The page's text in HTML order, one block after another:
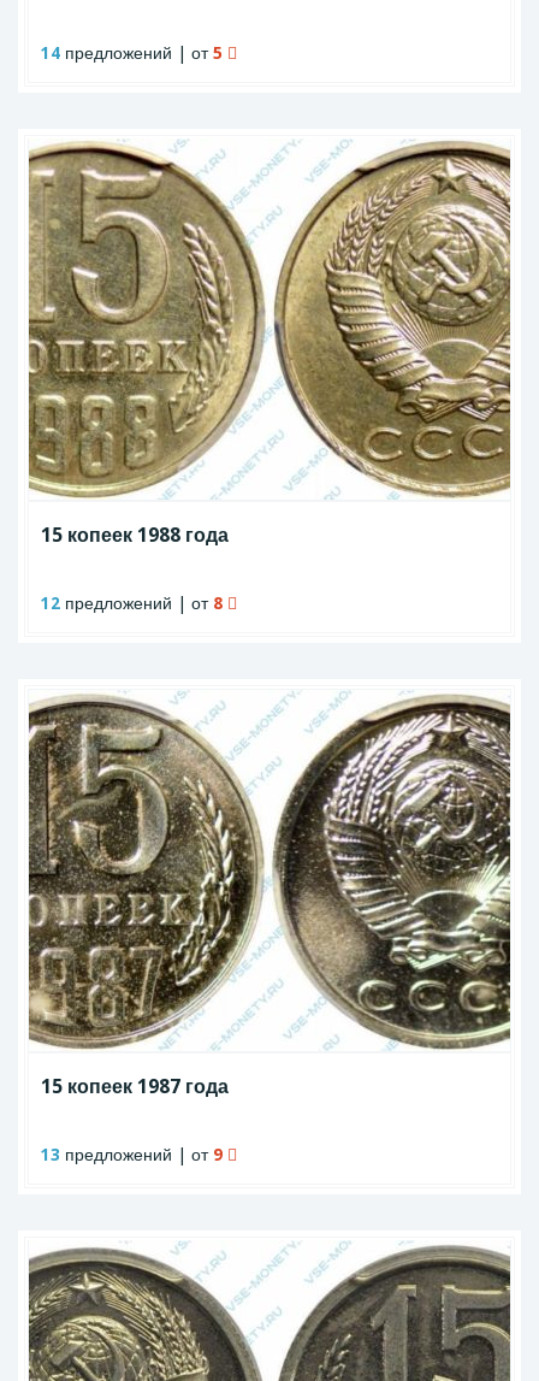
14 предложений | от5
15 копеек 1988 года
12 предложений | от 8
15 копеек 1987 года
13 предложений | от 9